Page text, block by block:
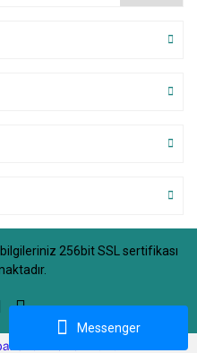
Messenger
bilgileriniz 256bit SSL sertifikası